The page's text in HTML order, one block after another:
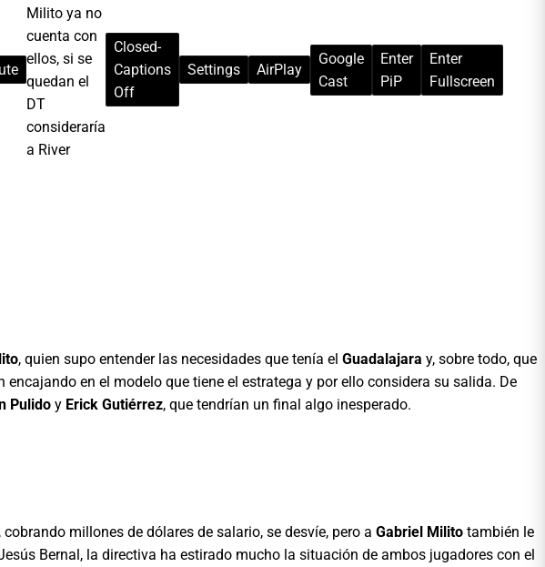
Milito ya no
cuenta con
ellos, si se
quedan el
DT
consideraría
a River
Closed-
Captions
Off
Settings AirPlay
Google
Cast
Enter
PiP
Enter
Fullscreen
, quien supo entender las necesidades que tenía el Guadalajara y, sobre todo, que
en el modelo que tiene el estratega y por ello considera su salida. De
Pulido y Erick Gutiérrez, que tendrían un final algo inesperado.
millones de dólares de salario, se desvíe, pero a Gabriel Milito también le
Bernal, la directiva ha estirado mucho la situación de ambos jugadores con el